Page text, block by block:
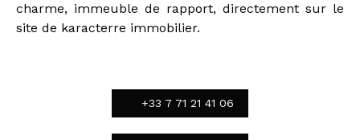
charme, immeuble de rapport, directement sur le
site de karacterre immobilier.
+33 7 71 21 41 06